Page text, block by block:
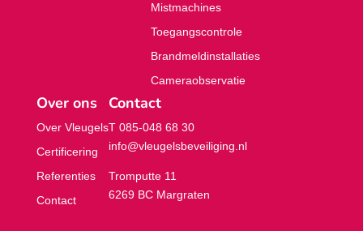
Mistmachines
Toegangscontrole
Brandmeldinstallaties
Cameraobservatie
Over ons
Over Vleugels
Certificering
Referenties
Contact
Contact
T 085-048 68 30
info@vleugelsbeveiliging.nl
Tromputte 11
6269 BC Margraten